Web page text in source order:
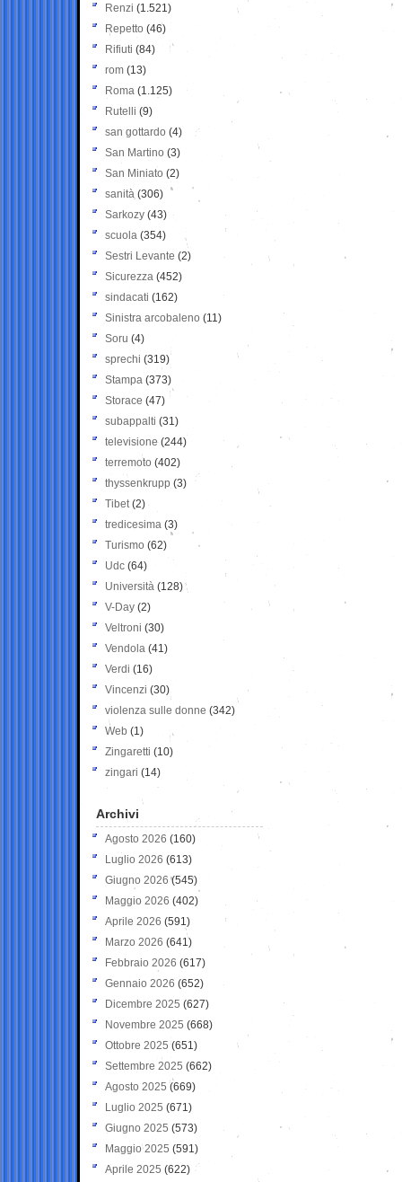
Renzi (1.521)
Repetto (46)
Rifiuti (84)
rom (13)
Roma (1.125)
Rutelli (9)
san gottardo (4)
San Martino (3)
San Miniato (2)
sanità (306)
Sarkozy (43)
scuola (354)
Sestri Levante (2)
Sicurezza (452)
sindacati (162)
Sinistra arcobaleno (11)
Soru (4)
sprechi (319)
Stampa (373)
Storace (47)
subappalti (31)
televisione(244)
terremoto (402)
thyssenkrupp (3)
Tibet(2)
tredicesima (3)
Turismo (62)
Udc (64)
Università (128)
V-Day (2)
Veltroni (30)
Vendola (41)
Verdi (16)
Vincenzi (30)
violenza sulle donne (342)
Web (1)
Zingaretti (10)
zingari (14)
Archivi
Agosto 2026 (160)
Luglio 2026 (613)
Giugno 2026 (545)
Maggio 2026 (402)
Aprile 2026 (591)
Marzo 2026 (641)
Febbraio 2026 (617)
Gennaio 2026 (652)
Dicembre 2025 (627)
Novembre 2025 (668)
Ottobre 2025 (651)
Settembre 2025 (662)
Agosto 2025 (669)
Luglio 2025 (671)
Giugno 2025 (573)
Maggio 2025 (591)
Aprile 2025 (622)